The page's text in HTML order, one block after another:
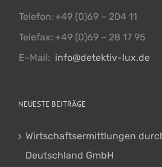
Telefon: +49 (0)69 – 204 11
Telefax: +49 (0)69 – 28 17 95
E-Mail: info@detektiv-lux.de
NEUESTE BEITRÄGE
Wirtschaftsermittlungen
Deutschland GmbH